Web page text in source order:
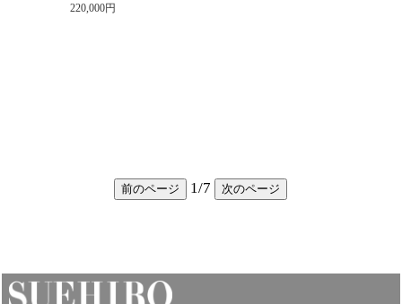
220,000円
前のページ 1/7 次のページ